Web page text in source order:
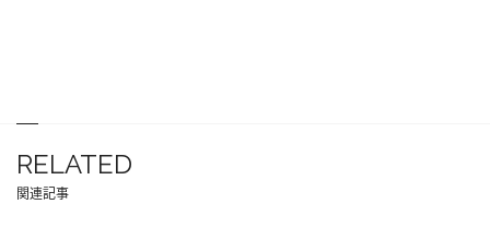
RELATED
関連記事